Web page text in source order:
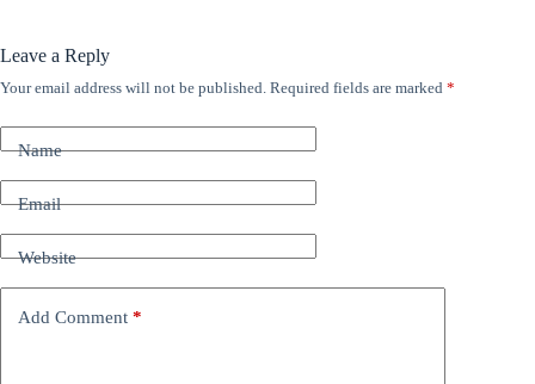
Leave a Reply
Your email address will not be published. Required fields are marked *
Name
Email
Website
Add Comment *